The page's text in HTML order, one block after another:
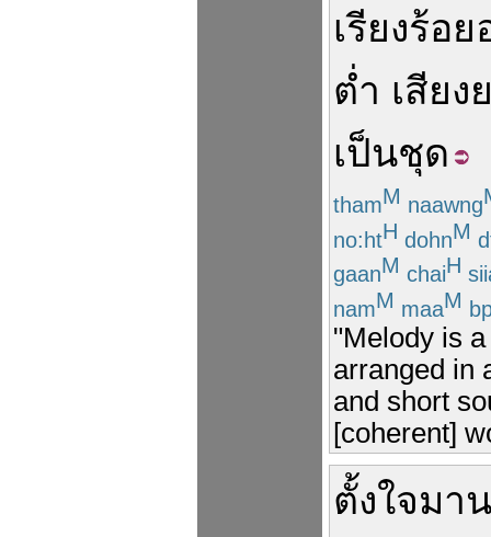
เรียงร้อย
ต่ำ เสียง
เป็นชุด
thamM naawng
no:htH dohnM
gaanM chaiH
namM maaM
"Melody is
arranged in
and short
[coherent]
ตั้งใจมา